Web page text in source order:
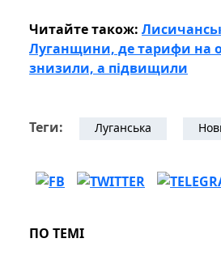
Читайте також:
Луганщини, де тарифи на
знизили, а підвищили
Теги: Луганська
ПО ТЕМІ